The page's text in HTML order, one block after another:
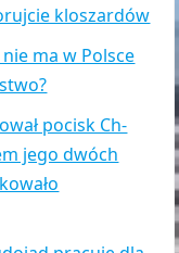
kloszardów
ma w Polsce
pocisk Ch-
jego dwóch